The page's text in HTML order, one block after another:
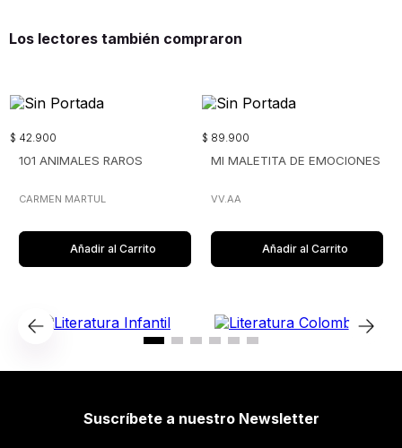
Los lectores también compraron
$ 42.900
101 ANIMALES RAROS
CARMEN MARTUL
Añadir al Carrito
$ 89.900
MI MALETITA DE EMOCIONES
VV.AA
Añadir al Carrito
Suscríbete a nuestro Newsletter